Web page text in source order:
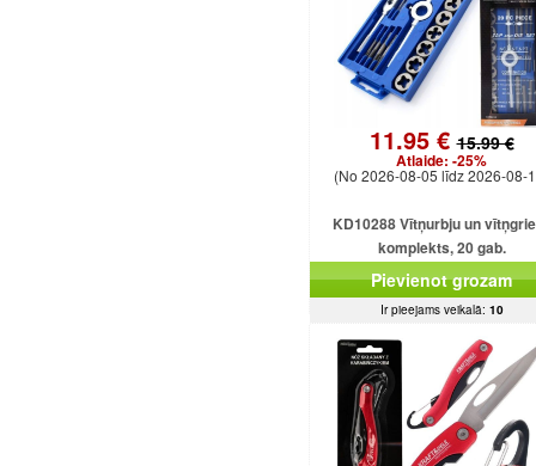
11.95 €15.99 €
Atlaide: -25%
(No 2026-08-05 līdz 2026-08-
KD10288 Vītņurbju un
komplekts, 20 gab.
Pievienot grozam
Ir pieejams veikalā: 10